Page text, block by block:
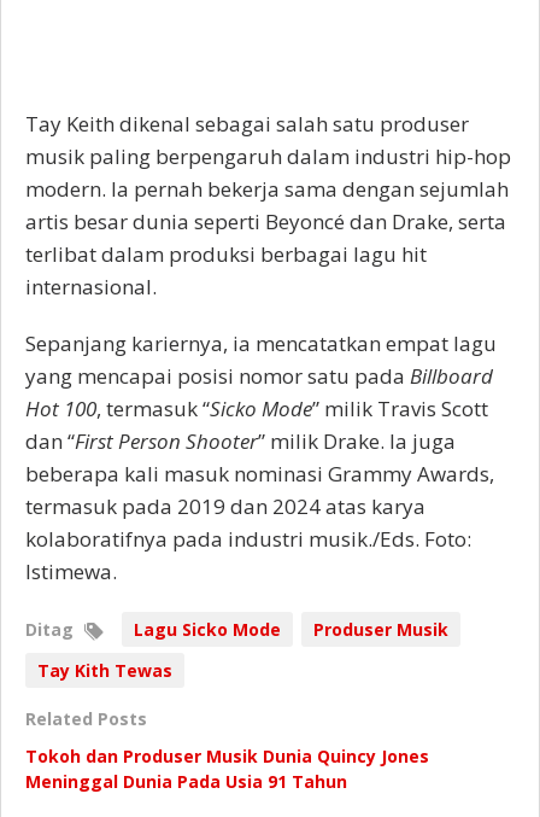
Tay Keith dikenal sebagai salah satu produser
musik paling berpengaruh dalam industri hip-hop
modern. Ia pernah bekerja sama dengan sejumlah
artis besar dunia seperti Beyoncé dan Drake, serta
terlibat dalam produksi berbagai lagu hit
internasional.
Sepanjang kariernya, ia mencatatkan empat lagu
yang mencapai posisi nomor satu pada Billboard
Hot 100, termasuk “Sicko Mode” milik Travis Scott
dan “First Person Shooter” milik Drake. Ia juga
beberapa kali masuk nominasi Grammy Awards,
termasuk pada 2019 dan 2024 atas karya
kolaboratifnya pada industri musik./Eds. Foto:
Istimewa.
Ditag Lagu Sicko Mode
Produser Musik
Tay Kith Tewas
Related Posts
Tokoh dan Produser Musik Dunia Quincy Jones
Meninggal Dunia Pada Usia 91 Tahun